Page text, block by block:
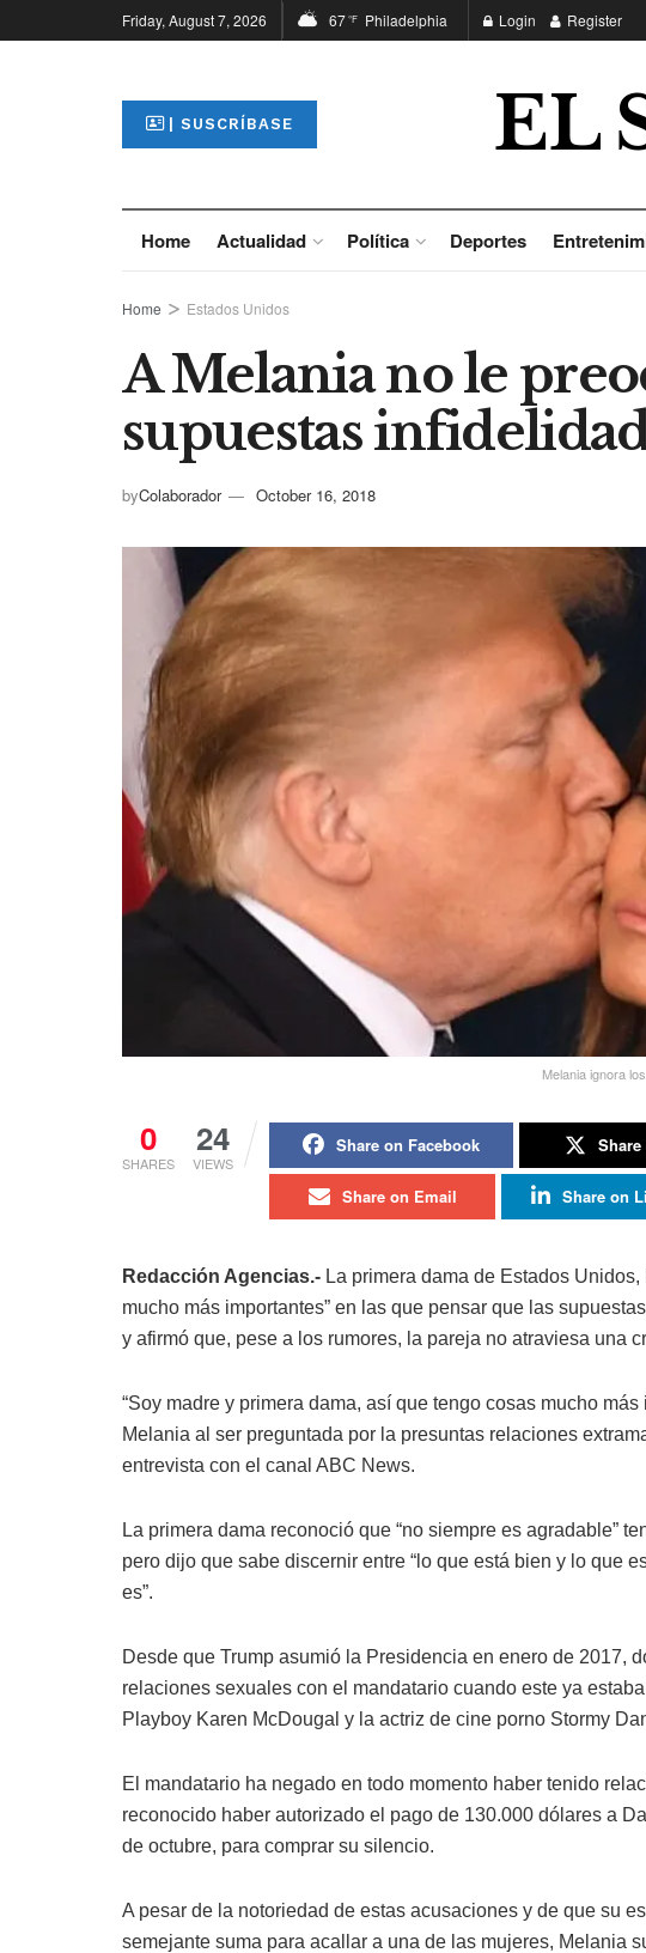
Friday, August 7, 2026 67°F Philadelphia Login Register
| SUSCRÍBASE EL
Home Actualidad Política Deportes
Home Estados Unidos
A Melania no le
supuestas
byColaborador October 16, 2018
Melania ignora
0
SHARES
24
VIEWS
Share on Facebook
Share on Email Share on
Redacción Agencias.- La primera dama de Estados
mucho más importantes” en las que pensar que las
y afirmó que, pese a los rumores, la pareja no atraviesa una
“Soy madre y primera dama, así que tengo cosas mucho
Melania al ser preguntada por la presuntas relaciones
entrevista con el canal ABC News.
La primera dama reconoció que “no siempre es agradable”
pero dijo que sabe discernir entre “lo que está bien y lo que
es”.
Desde que Trump asumió la Presidencia en enero de 2017,
relaciones sexuales con el mandatario cuando este ya
Playboy Karen McDougal y la actriz de cine porno Stormy
El mandatario ha negado en todo momento haber tenido
reconocido haber autorizado el pago de 130.000 dólares a
de octubre, para comprar su silencio.
A pesar de la notoriedad de estas acusaciones y de que su
semejante suma para acallar a una de las mujeres, Melania